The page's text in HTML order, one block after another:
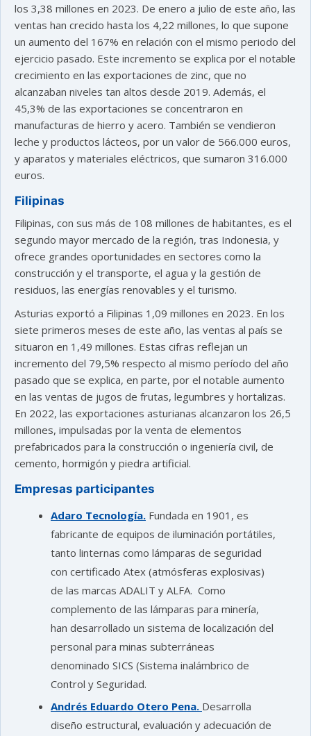
los 3,38 millones en 2023. De enero a julio de este año, las
ventas han crecido hasta los 4,22 millones, lo que supone
un aumento del 167% en relación con el mismo periodo del
ejercicio pasado. Este incremento se explica por el notable
crecimiento en las exportaciones de zinc, que no
alcanzaban niveles tan altos desde 2019. Además, el
45,3% de las exportaciones se concentraron en
manufacturas de hierro y acero. También se vendieron
leche y productos lácteos, por un valor de 566.000 euros,
y aparatos y materiales eléctricos, que sumaron 316.000
euros.
Filipinas
Filipinas, con sus más de 108 millones de habitantes, es el
segundo mayor mercado de la región, tras Indonesia, y
ofrece grandes oportunidades en sectores como la
construcción y el transporte, el agua y la gestión de
residuos, las energías renovables y el turismo.
Asturias exportó a Filipinas 1,09 millones en 2023. En los
siete primeros meses de este año, las ventas al país se
situaron en 1,49 millones. Estas cifras reflejan un
incremento del 79,5% respecto al mismo período del año
pasado que se explica, en parte, por el notable aumento
en las ventas de jugos de frutas, legumbres y hortalizas.
En 2022, las exportaciones asturianas alcanzaron los 26,5
millones, impulsadas por la venta de elementos
prefabricados para la construcción o ingeniería civil, de
cemento, hormigón y piedra artificial.
Empresas participantes
Adaro Tecnología. Fundada en 1901, es
fabricante de equipos de iluminación portátiles,
tanto linternas como lámparas de seguridad
con certificado Atex (atmósferas explosivas)
de las marcas ADALIT y ALFA. Como
complemento de las lámparas para minería,
han desarrollado un sistema de localización del
personal para minas subterráneas
denominado SICS (Sistema inalámbrico de
Control y Seguridad.
Andrés Eduardo Otero Pena. Desarrolla
diseño estructural, evaluación y adecuación de